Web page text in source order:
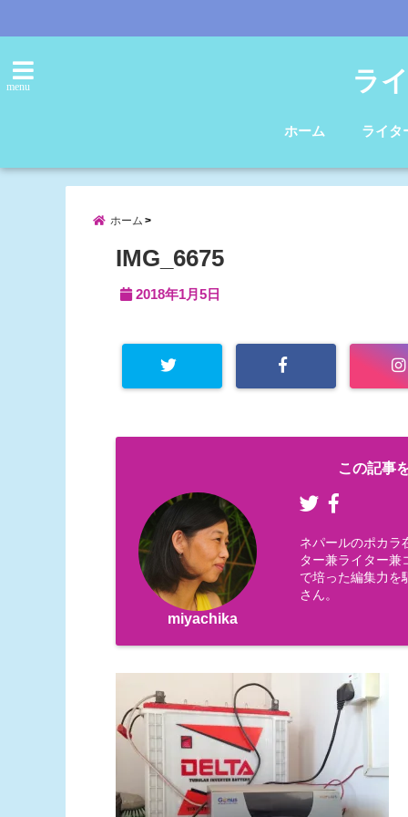
menu ラ
ホーム ライタ
ホーム
IMG_6675
2018年1月5日
この記事
miyachika
ネパールのポカラ
ター兼ライター
で培った編集力を
さん。